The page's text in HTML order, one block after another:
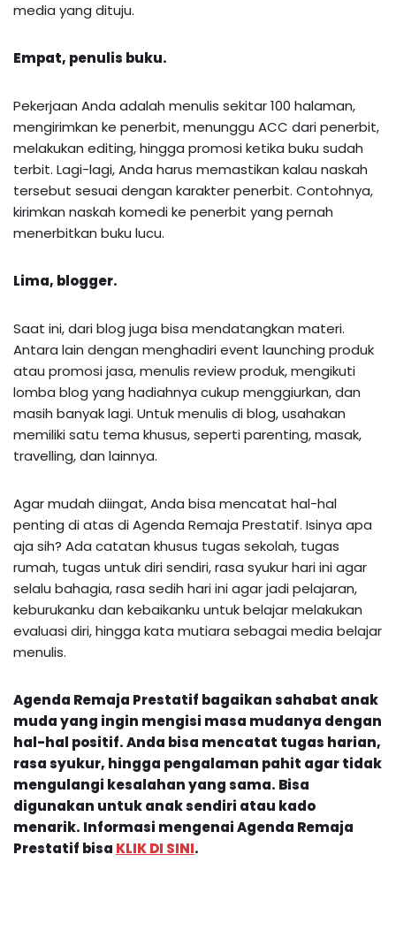
media yang dituju.
Empat, penulis buku.
Pekerjaan Anda adalah menulis sekitar 100 halaman,
mengirimkan ke penerbit, menunggu ACC dari penerbit,
melakukan editing, hingga promosi ketika buku sudah
terbit. Lagi-lagi, Anda harus memastikan kalau naskah
tersebut sesuai dengan karakter penerbit. Contohnya,
kirimkan naskah komedi ke penerbit yang pernah
menerbitkan buku lucu.
Lima, blogger.
Saat ini, dari blog juga bisa mendatangkan materi.
Antara lain dengan menghadiri event launching produk
atau promosi jasa, menulis review produk, mengikuti
lomba blog yang hadiahnya cukup menggiurkan, dan
masih banyak lagi. Untuk menulis di blog, usahakan
memiliki satu tema khusus, seperti parenting, masak,
travelling, dan lainnya.
Agar mudah diingat, Anda bisa mencatat hal-hal
penting di atas di Agenda Remaja Prestatif. Isinya apa
aja sih? Ada catatan khusus tugas sekolah, tugas
rumah, tugas untuk diri sendiri, rasa syukur hari ini agar
selalu bahagia, rasa sedih hari ini agar jadi pelajaran,
keburukanku dan kebaikanku untuk belajar melakukan
evaluasi diri, hingga kata mutiara sebagai media belajar
menulis.
Agenda Remaja Prestatif bagaikan sahabat anak
muda yang ingin mengisi masa mudanya dengan
hal-hal positif. Anda bisa mencatat tugas harian,
rasa syukur, hingga pengalaman pahit agar tidak
mengulangi kesalahan yang sama. Bisa
digunakan untuk anak sendiri atau kado
menarik. Informasi mengenaiAgenda Remaja
Prestatif bisa KLIK DI SINI.